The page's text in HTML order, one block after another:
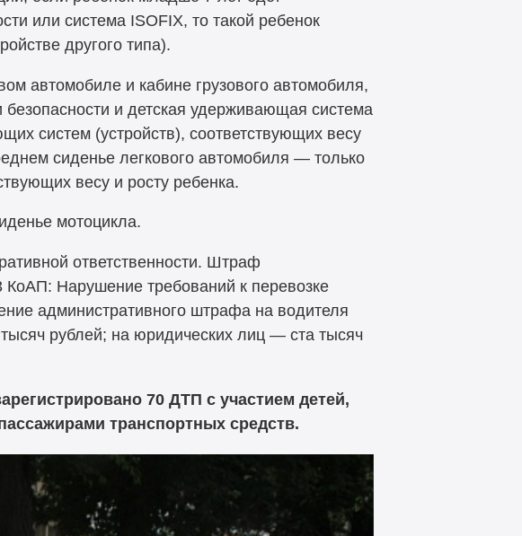
или система ISOFIX, то такой ребенок
другого типа).
автомобиле и кабине грузового автомобиля,
и детская удерживающая система
систем (устройств), соответствующих весу
сиденье легкового автомобиля — только
весу и росту ребенка.
мотоцикла.
ответственности. Штраф
КоАП: Нарушение требований к перевозке
административного штрафа на водителя
рублей; на юридических лиц — ста тысяч
70 ДТП с участием детей,
транспортных средств.